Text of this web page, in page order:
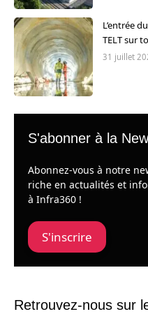
L’entrée
TELT sur
31 juillet
S'abonner à la
Abonnez-vous à notre
riche en actualités et
à Infra360 !
S'inscrire
Retrouvez-nous sur